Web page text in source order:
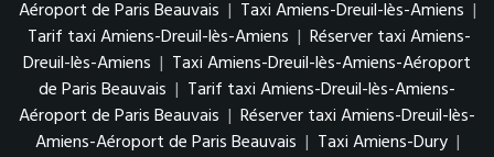
Aéroport de Paris Beauvais | Taxi Amiens-Dreuil-lès-Amiens |
Tarif taxi Amiens-Dreuil-lès-Amiens | Réserver taxi Amiens-
Dreuil-lès-Amiens | Taxi Amiens-Dreuil-lès-Amiens-Aéroport
de Paris Beauvais | Tarif taxi Amiens-Dreuil-lès-Amiens-
Aéroport de Paris Beauvais | Réserver taxi Amiens-Dreuil-lès-
Amiens-Aéroport de Paris Beauvais | Taxi Amiens-Dury |